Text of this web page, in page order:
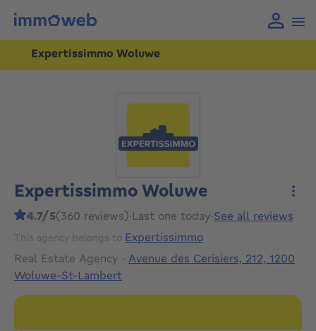
Expertissimmo Woluwe
Expertissimmo Woluwe
4.7/5(360 reviews)·Last one today·See all reviews
This agency belongs to Expertissimmo
Real Estate Agency · Avenue des Cerisiers, 212, 1200
Woluwe-St-Lambert